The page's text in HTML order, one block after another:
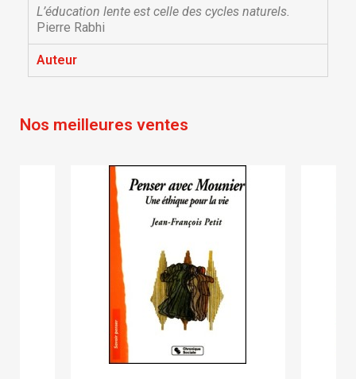
add_circle_outline Créer une nouvelle liste
Annuler Créer une liste d'envies
L’éducation lente est celle des cycles naturels.
Pierre Rabhi
Auteur
Nos meilleures ventes